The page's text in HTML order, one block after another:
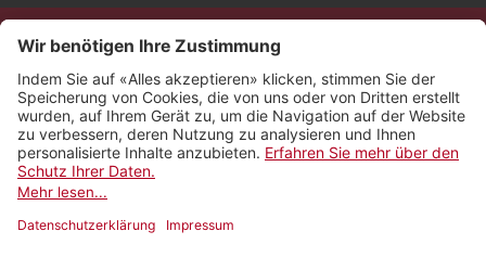
Kontakt
Impressum
Rechtliches
Netiquette